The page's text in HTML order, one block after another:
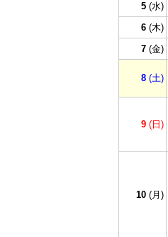
5 (水)
6 (木)
7 (金)
8 (土)
9 (日)
10 (月)